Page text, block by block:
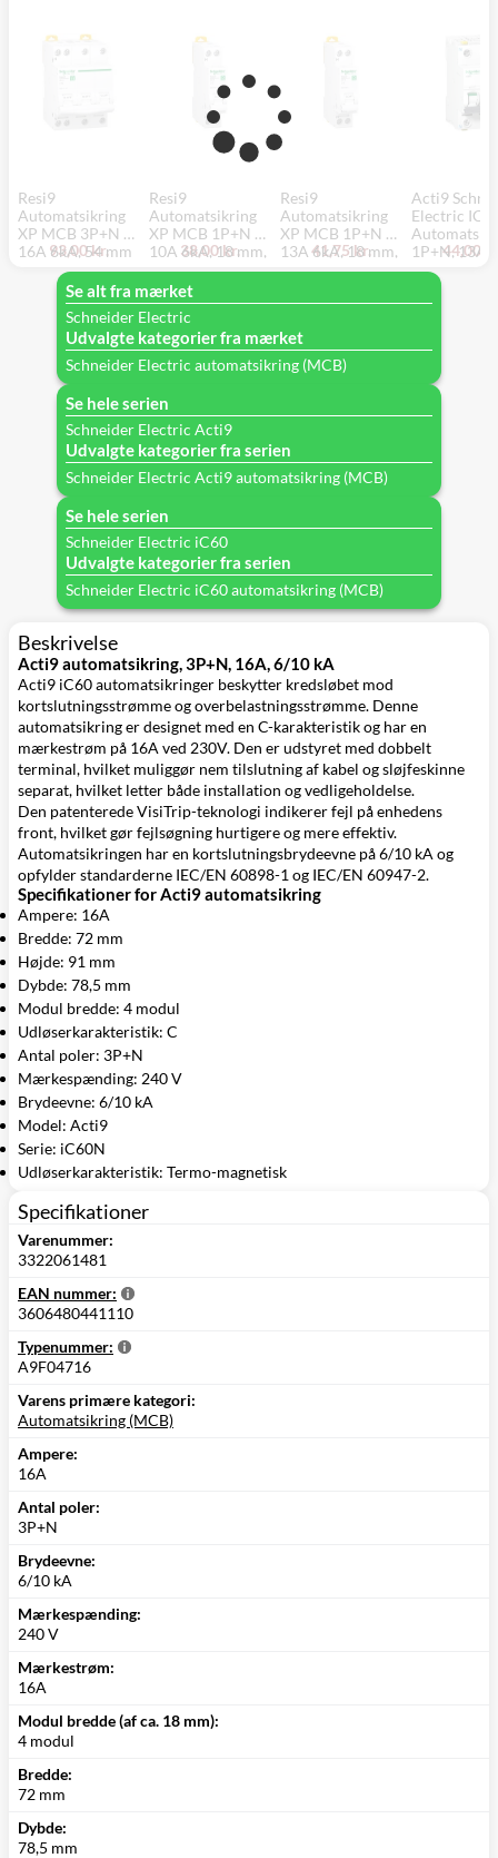
Resi9
Automatsikring
XP MCB 3P+N C
16A 6kA, 54 mm
93,00 kr.
Resi9
Automatsikring
XP MCB 1P+N C
10A 6kA, 18 mm,
R9P19610
38,00 kr.
Resi9
Automatsikring
XP MCB 1P+N C
13A 6kA, 18 mm,
R9P19613
41,75 kr.
Acti9
Electric
1P+N, 13A,
6kA, 2
mm
44,00
Se alt fra mærket
Schneider Electric
Udvalgte kategorier fra mærket
Schneider Electric automatsikring (MCB)
Se hele serien
Schneider Electric Acti9
Udvalgte kategorier fra serien
Schneider Electric Acti9 automatsikring (MCB)
Se hele serien
Schneider Electric iC60
Udvalgte kategorier fra serien
Schneider Electric iC60 automatsikring (MCB)
Beskrivelse
Acti9 automatsikring, 3P+N, 16A, 6/10 kA
Acti9 iC60 automatsikringer beskytter kredsløbet mod
kortslutningsstrømme og overbelastningsstrømme. Denne
automatsikring er designet med en C-karakteristik og har en
mærkestrøm på 16A ved 230V. Den er udstyret med dobbelt
terminal, hvilket muliggør nem tilslutning af kabel og sløjfeskinne
separat, hvilket letter både installation og vedligeholdelse.
Den patenterede VisiTrip-teknologi indikerer fejl på enhedens
front, hvilket gør fejlsøgning hurtigere og mere effektiv.
Automatsikringen har en kortslutningsbrydeevne på 6/10 kA og
opfylder standarderne IEC/EN 60898-1 og IEC/EN 60947-2.
Specifikationer for Acti9 automatsikring
Ampere: 16A
Bredde: 72 mm
Højde: 91 mm
Dybde: 78,5 mm
Modul bredde: 4 modul
Udløserkarakteristik: C
Antal poler: 3P+N
Mærkespænding: 240 V
Brydeevne: 6/10 kA
Model: Acti9
Serie: iC60N
Udløserkarakteristik: Termo-magnetisk
Specifikationer
Varenummer:
3322061481
EAN nummer:
3606480441110
Typenummer:
A9F04716
Varens primære kategori:
Automatsikring (MCB)
Ampere:
16A
Antal poler:
3P+N
Brydeevne:
6/10 kA
Mærkespænding:
240 V
Mærkestrøm:
16A
Modul bredde (af ca. 18 mm):
4 modul
Bredde:
72 mm
Dybde:
78,5 mm